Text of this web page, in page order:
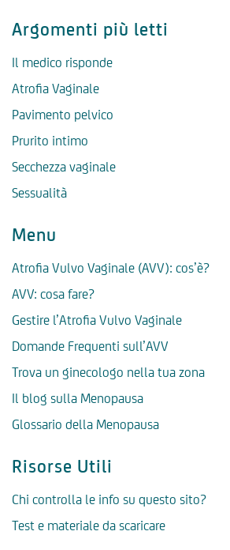
Argomenti più letti
Il medico risponde
Atrofia Vaginale
Pavimento pelvico
Prurito intimo
Secchezza vaginale
Sessualità
Menu
Atrofia Vulvo Vaginale (AVV): cos’è?
AVV: cosa fare?
Gestire l’Atrofia Vulvo Vaginale
Domande Frequenti sull’AVV
Trova un ginecologo nella tua zona
Il blog sulla Menopausa
Glossario della Menopausa
Risorse Utili
Chi controlla le info su questo sito?
Test e materiale da scaricare